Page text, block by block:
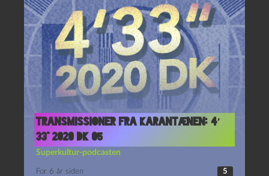
Transmissioner fra Karantænen: 4′
33” 2020 DK 05
Superkultur-podcasten
For 6 år siden 5